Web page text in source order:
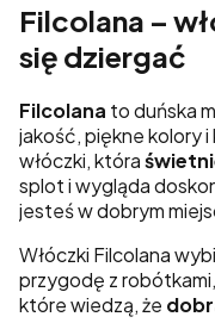
Filcolana –
się dziergać
Filcolana to duńska
jakość, piękne kolory
włóczki, która
splot i wygląda
jesteś w dobrym
Włóczki Filcolana
przygodę z
które wiedzą, że